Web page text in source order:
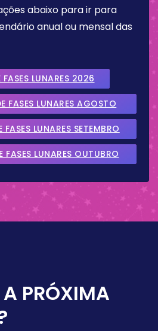
abaixo para ir para
anual ou mensal das
LUNARES 2026
FASES LUNARES AGOSTO
2026LUNARES SETEMBRO
2026
FASES LUNARES OUTUBRO
PRÓXIMA